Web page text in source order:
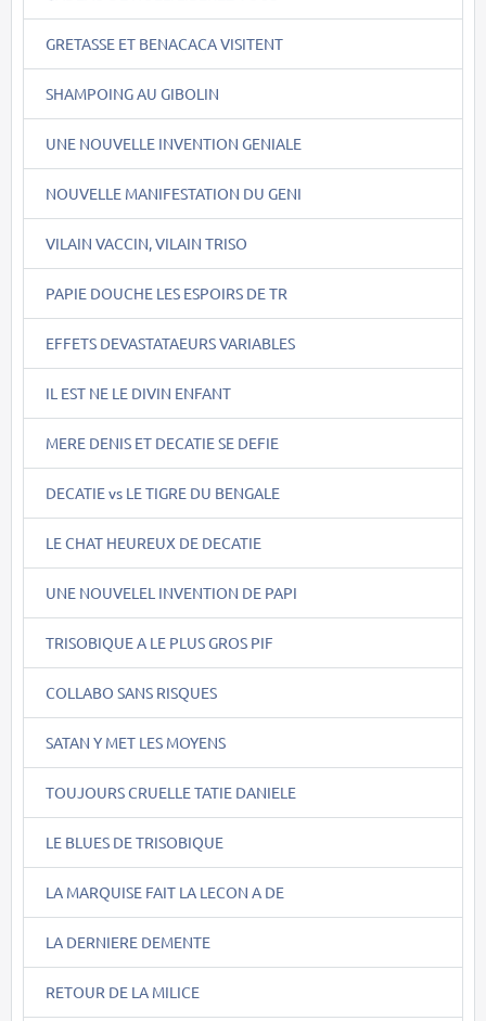
GRETASSE ET BENACACA VISITENT
SHAMPOING AU GIBOLIN
UNE NOUVELLE INVENTION GENIALE
NOUVELLE MANIFESTATION DU GENI
VILAIN VACCIN, VILAIN TRISO
PAPIE DOUCHE LES ESPOIRS DE TR
EFFETS DEVASTATAEURS VARIABLES
IL EST NE LE DIVIN ENFANT
MERE DENIS ET DECATIE SE DEFIE
DECATIE vs LE TIGRE DU BENGALE
LE CHAT HEUREUX DE DECATIE
UNE NOUVELEL INVENTION DE PAPI
TRISOBIQUE A LE PLUS GROS PIF
COLLABO SANS RISQUES
SATAN Y MET LES MOYENS
TOUJOURS CRUELLE TATIE DANIELE
LE BLUES DE TRISOBIQUE
LA MARQUISE FAIT LA LECON A DE
LA DERNIERE DEMENTE
RETOUR DE LA MILICE